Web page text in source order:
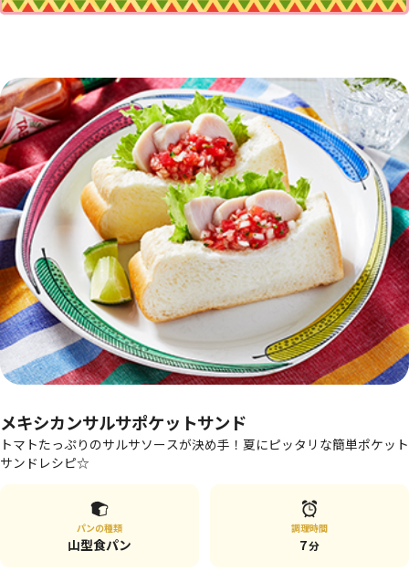
メキシカンサルサポケットサンド
トマトたっぷりのサルサソースが決め手！夏にピッタリな簡単ポケット
サンドレシピ☆
パンの種類
山型食パン
調理時間
7分